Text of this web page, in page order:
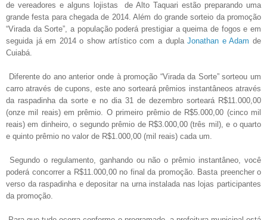
de vereadores e alguns lojistas de Alto Taquari estão preparando uma
grande festa para chegada de 2014. Além do grande sorteio da promoção
“Virada da Sorte”, a população poderá prestigiar a queima de fogos e em
seguida já em 2014 o show artístico com a duplaJonathan e Adam de
Cuiabá.
Diferente do ano anterior onde à promoção “Virada da Sorte” sorteou um
carro através de cupons, este ano sorteará prêmios instantâneos através
da raspadinha da sorte e no dia 31 de dezembro sorteará R$11.000,00
(onze mil reais) em prêmio. O primeiro prêmio de R$5.000,00 (cinco mil
reais) em dinheiro, o segundo prêmio de R$3.000,00 (três mil), e o quarto
e quinto prêmio no valor de R$1.000,00 (mil reais) cada um.
Segundo o regulamento, ganhando ou não o prêmio instantâneo, você
poderá concorrer a R$11.000,00 no final da promoção. Basta preencher o
verso da raspadinha e depositar na urna instalada nas lojas participantes
da promoção.